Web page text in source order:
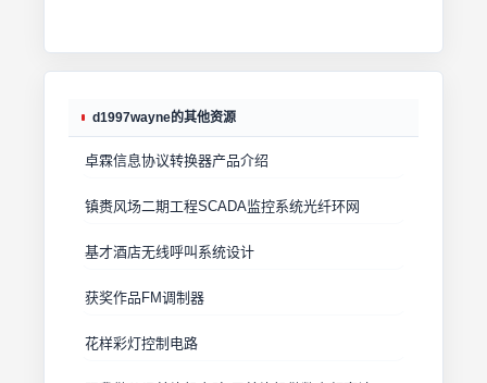
d1997wayne的其他资源
卓霖信息协议转换器产品介绍
镇赉风场二期工程SCADA监控系统光纤环网
基才酒店无线呼叫系统设计
获奖作品FM调制器
花样彩灯控制电路